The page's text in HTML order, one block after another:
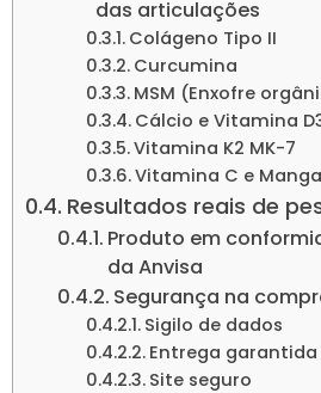
das articulações
Colágeno Tipo II
Curcumina
MSM (Enxofre
Cálcio e Vitamina
Vitamina K2 MK-7
Vitamina C e
Resultados reais de
Produto em
da Anvisa
Segurança na
Sigilo de dados
Entrega garantida
Site seguro